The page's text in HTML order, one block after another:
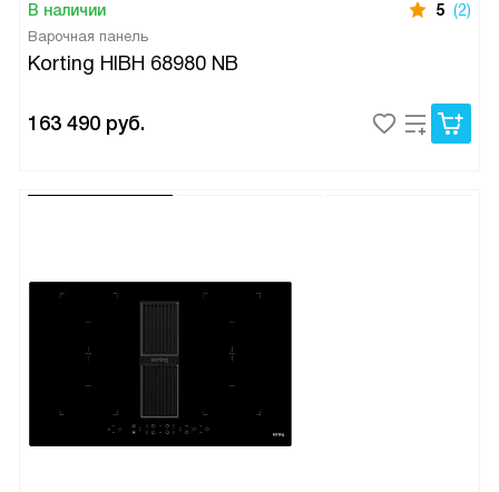
В наличии 5 (2)
Варочная панель
Korting HIBH 68980 NB
163 490 руб.